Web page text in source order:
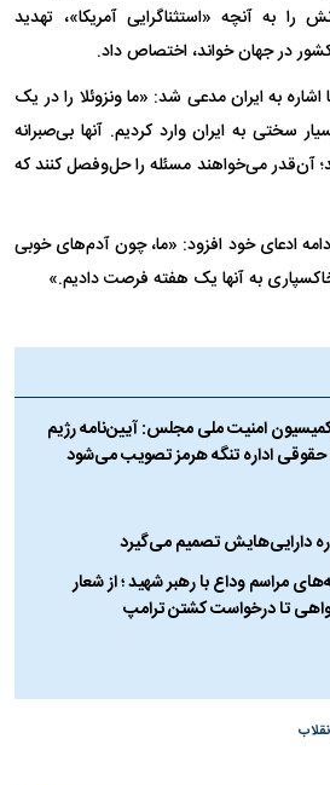
به آنچه «استثناگرایی آمریکا»، تهدید
در جهان خواند، اختصاص داد.
به ایران مدعی شد: «ما ونزوئلا را در یک
سختی به ایران وارد کردیم. آنها بی‌صبرانه
آن‌قدر می‌خواهند مسئله را حل‌وفصل کنند که
ادعای خود افزود: «ما، چون آدم‌های خوبی
به آنها یک هفته فرصت دادیم.»
امنیت ملی مجلس: آیین‌نامه رژیم
اداره تنگه هرمز تصویب می‌شود
دارایی‌هایش تصمیم می‌گیرد
مراسم وداع با رهبر شهید ؛ از شعار
تا درخواست کشتن ترامپ